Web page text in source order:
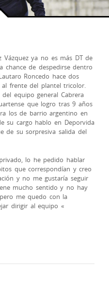
Vázquez ya no es más DT de
de despedirse dentro
Roncedo hace dos
frente del plantel tricolor.
equipo general Cabrera
que logro tras 9 años
los de barrio argentino en
su cargo hablo en Deporvida
de su sorpresiva salida del
lo he pedido hablar
que correspondían y creo
y no me gustaría seguir
mucho sentido y no hay
me quedo con la
dirigir al equipo «